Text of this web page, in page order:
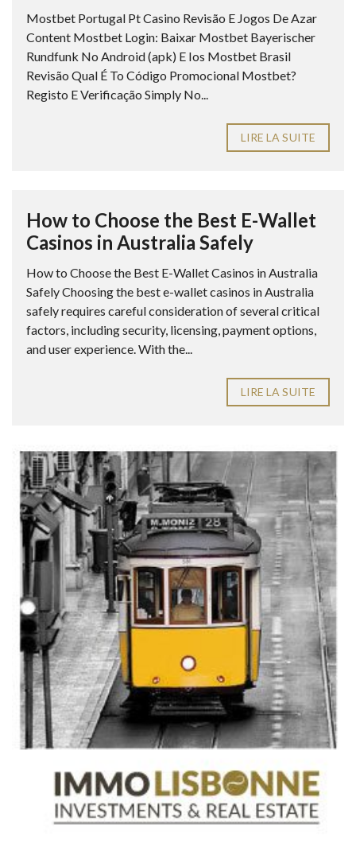
Mostbet Portugal Pt Casino Revisão E Jogos De Azar
Content Mostbet Login: Baixar Mostbet Bayerischer
Rundfunk No Android (apk) E Ios Mostbet Brasil
Revisão Qual É To Código Promocional Mostbet?
Registo E Verificação Simply No...
LIRE LA SUITE
How to Choose the Best E-Wallet
Casinos in Australia Safely
How to Choose the Best E-Wallet Casinos in Australia
Safely Choosing the best e-wallet casinos in Australia
safely requires careful consideration of several critical
factors, including security, licensing, payment options,
and user experience. With the...
LIRE LA SUITE